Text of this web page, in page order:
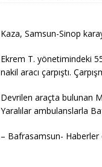
Kaza, Samsun-Sinop
Ekrem T. yönetimindeki
nakil aracı çarpıştı.
Devrilen araçta bulunan
Yaralılar ambulanslarla
– Bafrasamsun- Haberler